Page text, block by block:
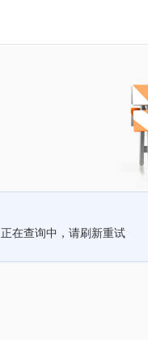
正在查询中，请刷新重试